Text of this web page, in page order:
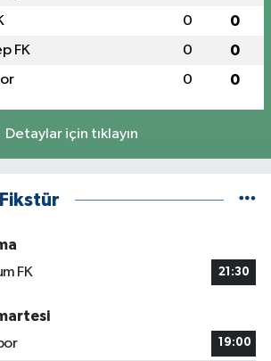
0 0
FK 0 0
0 0
Detaylar için tıklayın
FK
21:30
19:00